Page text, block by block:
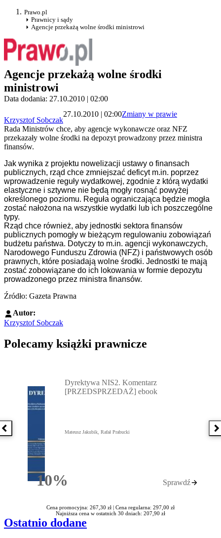
Prawo.pl
Prawnicy i sądy
Agencje przekażą wolne środki ministrowi
Agencje przekażą wolne środki
ministrowi
Data dodania: 27.10.2010 | 02:00
Krzysztof Sobczak
27.10.2010 | 02:00Zmiany w prawie
Rada Ministrów chce, aby agencje wykonawcze oraz NFZ
przekazały wolne środki na depozyt prowadzony przez ministra
finansów.
Jak wynika z projektu nowelizacji ustawy o finansach
publicznych, rząd chce zmniejszać deficyt m.in. poprzez
wprowadzenie reguły wydatkowej, zgodnie z którą wydatki
elastyczne i sztywne nie będą mogły rosnąć powyżej
określonego poziomu. Reguła ograniczająca będzie mogła
zostać nałożona na wszystkie wydatki lub ich poszczególne
typy.
Rząd chce również, aby jednostki sektora finansów
publicznych pomogły w bieżącym regulowaniu zobowiązań
budżetu państwa. Dotyczy to m.in. agencji wykonawczych,
Narodowego Funduszu Zdrowia (NFZ) i państwowych osób
prawnych, które posiadają wolne środki. Jednostki te mają
zostać zobowiązane do ich lokowania w formie depozytu
prowadzonego przez ministra finansów.
Źródło: Gazeta Prawna
Autor:
Krzysztof Sobczak
Polecamy książki prawnicze
Poprzednia książka
10%Rabatu
Dyrektywa NIS2. Komentarz
[PRZEDSPRZEDAŻ] ebook
Mateusz Jakubik, Rafał Prabucki
Sprawdź
Cena promocyjna: 267,30 zł | Cena regularna: 297,00 zł
Najniższa cena w ostatnich 30 dniach: 207,90 zł
Ostatnio dodane